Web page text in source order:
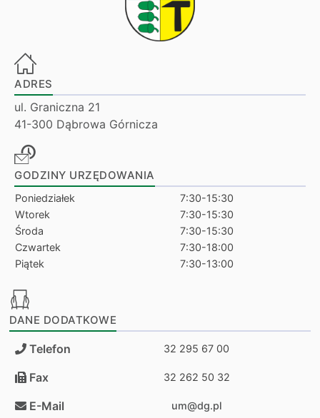
ADRES
ul. Graniczna 21
41-300 Dąbrowa Górnicza
GODZINY URZĘDOWANIA
Poniedziałek
7:30-15:30
Wtorek
7:30-15:30
Środa
7:30-15:30
Czwartek
7:30-18:00
Piątek
7:30-13:00
DANE DODATKOWE
Telefon 32 295 67 00
Fax 32 262 50 32
E-Mail um@dg.pl